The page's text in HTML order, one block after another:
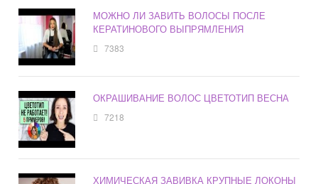
МОЖНО ЛИ ЗАВИТЬ ВОЛОСЫ ПОСЛЕ
КЕРАТИНОВОГО ВЫПРЯМЛЕНИЯ
7383
ОКРАШИВАНИЕ ВОЛОС ЦВЕТОТИП ВЕСНА
7218
ХИМИЧЕСКАЯ ЗАВИВКА КРУПНЫЕ ЛОКОНЫ